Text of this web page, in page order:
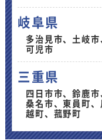
岐阜県
多治見市、土岐市
可児市
三重県
四日市市、鈴鹿市
桑名市、東員町、
越町、菰野町